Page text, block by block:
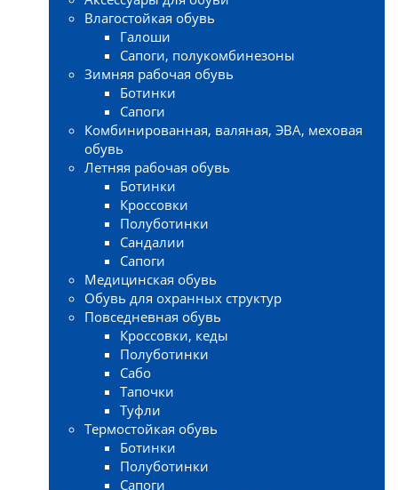
Влагостойкая обувь
Галоши
Сапоги, полукомбинезоны
Зимняя рабочая обувь
Ботинки
Сапоги
Комбинированная, валяная, ЭВА, меховая
обувь
Летняя рабочая обувь
Ботинки
Кроссовки
Полуботинки
Сандалии
Сапоги
Медицинская обувь
Обувь для охранных структур
Повседневная обувь
Кроссовки, кеды
Полуботинки
Сабо
Тапочки
Туфли
Термостойкая обувь
Ботинки
Полуботинки
Сапоги